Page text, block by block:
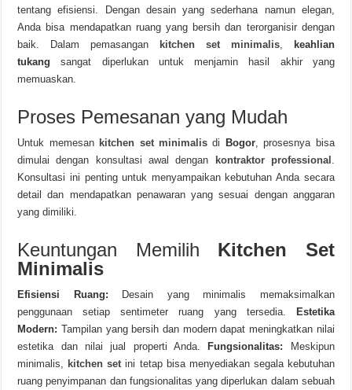
tentang efisiensi. Dengan desain yang sederhana namun elegan,
Anda bisa mendapatkan ruang yang bersih dan terorganisir dengan
baik. Dalam pemasangan
kitchen set minimalis,
keahlian
tukang sangat diperlukan untuk menjamin hasil akhir yang
memuaskan.
Proses Pemesanan yang Mudah
Untuk memesan kitchen set minimalis di Bogor, prosesnya bisa
dimulai dengan konsultasi awal dengan
kontraktor professional .
Konsultasi ini penting untuk menyampaikan kebutuhan Anda secara
detail dan mendapatkan penawaran yang sesuai dengan anggaran
yang dimiliki.
Keuntungan Memilih Kitchen Set
Minimalis
Efisiensi Ruang: Desain yang minimalis memaksimalkan
penggunaan setiap sentimeter ruang yang tersedia.
Estetika
Modern: Tampilan yang bersih dan modern dapat meningkatkan nilai
estetika dan nilai jual properti Anda.
Fungsionalitas: Meskipun
minimalis, kitchen setini tetap bisa menyediakan segala kebutuhan
ruang penyimpanan dan fungsionalitas yang diperlukan dalam sebuah